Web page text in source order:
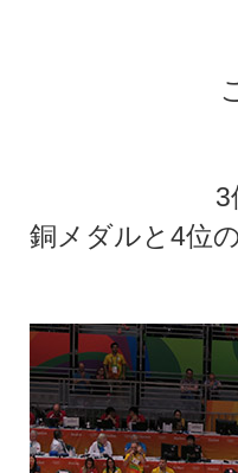
3
銅メダルと4位